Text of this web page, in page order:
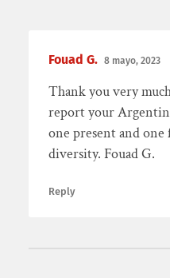
Fouad G. 8 mayo, 2023
Thank you very
report your
one present and one
diversity. Fouad G.
Reply